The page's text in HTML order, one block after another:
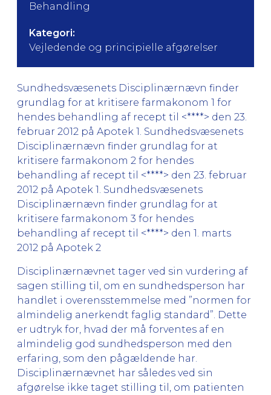
Behandling
Kategori:
Vejledende og principielle afgørelser
Sundhedsvæsenets Disciplinærnævn finder
grundlag for at kritisere farmakonom 1 for
hendes behandling af recept til <****> den 23.
februar 2012 på Apotek 1. Sundhedsvæsenets
Disciplinærnævn finder grundlag for at
kritisere farmakonom 2 for hendes
behandling af recept til <****> den 23. februar
2012 på Apotek 1. Sundhedsvæsenets
Disciplinærnævn finder grundlag for at
kritisere farmakonom 3 for hendes
behandling af recept til <****> den 1. marts
2012 på Apotek 2
Disciplinærnævnet tager ved sin vurdering af
sagen stilling til, om en sundhedsperson har
handlet i overensstemmelse med ”normen for
almindelig anerkendt faglig standard”. Dette
er udtryk for, hvad der må forventes af en
almindelig god sundhedsperson med den
erfaring, som den pågældende har.
Disciplinærnævnet har således ved sin
afgørelse ikke taget stilling til, om patienten